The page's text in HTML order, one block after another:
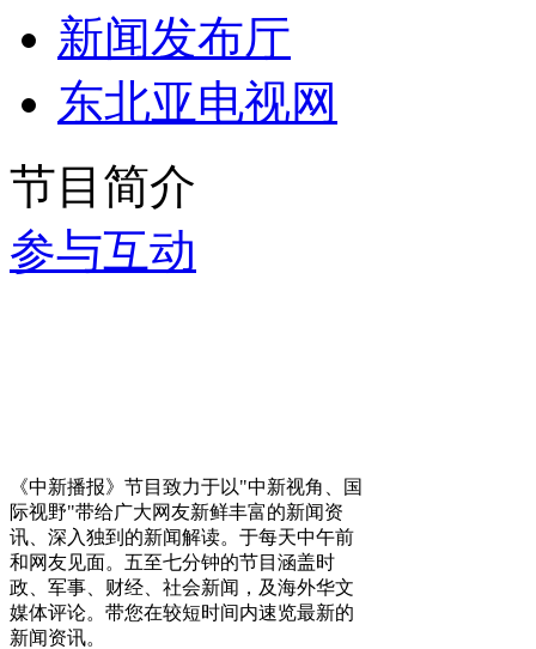
新闻发布厅
东北亚电视网
节目简介
参与互动
《中新播报》节目致力于以"中新视角、国
际视野"带给广大网友新鲜丰富的新闻资
讯、深入独到的新闻解读。于每天中午前
和网友见面。五至七分钟的节目涵盖时
政、军事、财经、社会新闻，及海外华文
媒体评论。带您在较短时间内速览最新的
新闻资讯。